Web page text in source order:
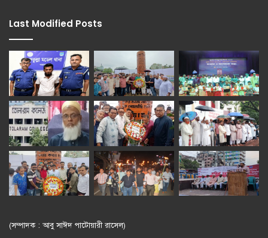
Last Modified Posts
(সম্পাদক : আবু সাঈদ পাটোয়ারী রাসেল)